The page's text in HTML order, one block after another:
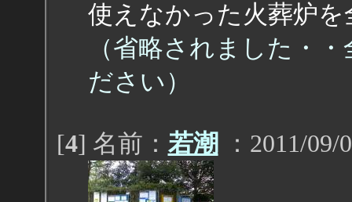
使えなかった火葬炉
（省略されました・
ださい）
[4] 名前： 若潮 ：2011/